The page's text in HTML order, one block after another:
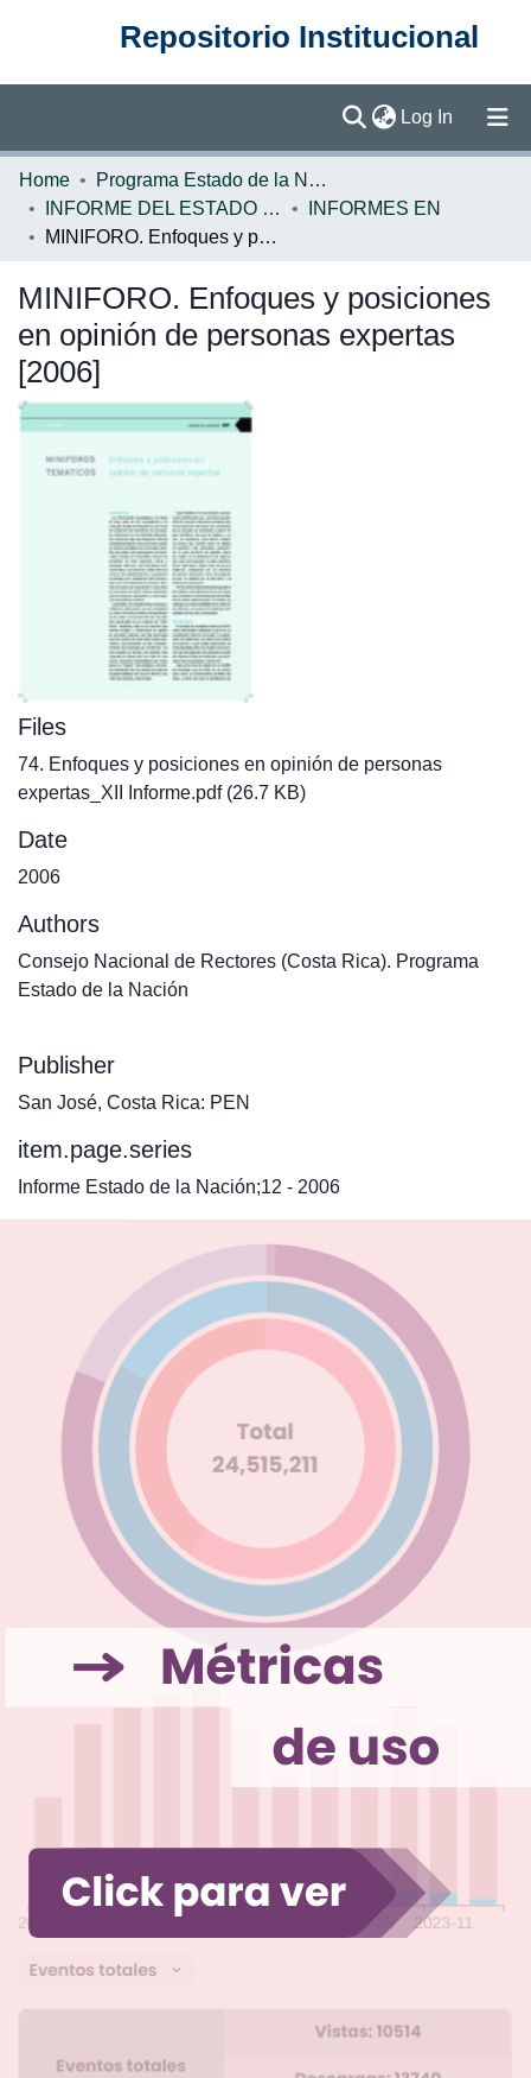
Repositorio Institucional
Log In (current)
Communities & Collections
Home
Programa Estado de la Nación (PEN)
INFORME DEL ESTADO DE LA NACION
INFORMES EN
MINIFORO. Enfoques y posiciones en opinión de personas expertas [2006]
MINIFORO. Enfoques y posiciones
en opinión de personas expertas
[2006]
Files
74. Enfoques y posiciones en opinión de personas
expertas_XII Informe.pdf(26.7 KB)
Date
2006
Authors
Consejo Nacional de Rectores (Costa Rica). Programa
Estado de la Nación
Publisher
San José, Costa Rica: PEN
item.page.series
Informe Estado de la Nación;12 - 2006